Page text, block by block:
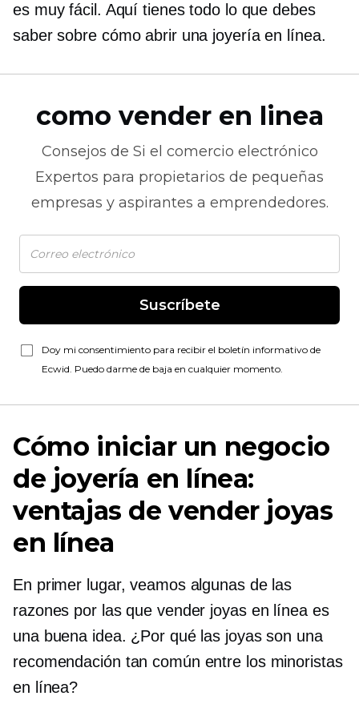
es muy fácil. Aquí tienes todo lo que debes
saber sobre cómo abrir una joyería en línea.
como vender en linea
Consejos de Si el comercio electrónico
Expertos para propietarios de pequeñas
empresas y aspirantes a emprendedores.
Suscríbete
Doy mi consentimiento para recibir el boletín informativo de
Ecwid. Puedo darme de baja en cualquier momento.
Cómo iniciar un negocio
de joyería en línea:
ventajas de vender joyas
en línea
En primer lugar, veamos algunas de las
razones por las que vender joyas en línea es
una buena idea. ¿Por qué las joyas son una
recomendación tan común entre los minoristas
en línea?